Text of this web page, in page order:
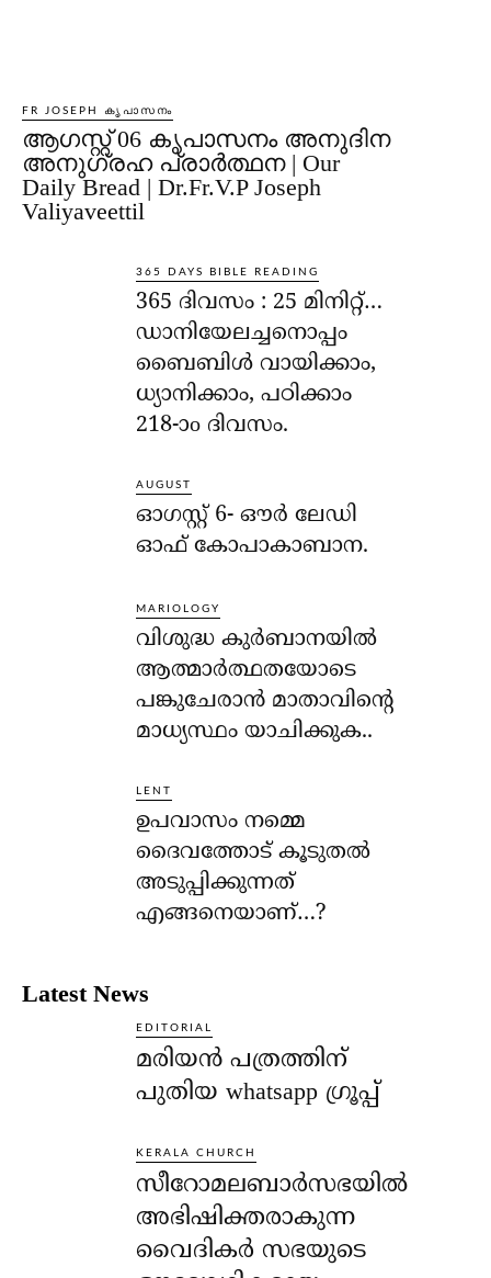
FR JOSEPH കൃപാസനം
ആഗസ്റ്റ് 06 കൃപാസനം അനുദിന
അനുഗ്രഹ പ്രാർത്ഥന | Our
Daily Bread | Dr.Fr.V.P Joseph
Valiyaveettil
365 DAYS BIBLE READING
365 ദിവസം : 25 മിനിറ്റ്…
ഡാനിയേലച്ചനൊപ്പം
ബൈബിൾ വായിക്കാം,
ധ്യാനിക്കാം, പഠിക്കാം
218-ാo ദിവസം.
AUGUST
ഓഗസ്റ്റ് 6- ഔര്‍ ലേഡി
ഓഫ് കോപാകാബാന.
MARIOLOGY
വിശുദ്ധ കുര്‍ബാനയില്‍
ആത്മാര്‍ത്ഥതയോടെ
പങ്കുചേരാന്‍ മാതാവിന്റെ
മാധ്യസ്ഥം യാചിക്കുക..
LENT
ഉപവാസം നമ്മെ
ദൈവത്തോട് കൂടുതല്‍
അടുപ്പിക്കുന്നത്
എങ്ങനെയാണ്…?
Latest News
EDITORIAL
മരിയൻ പത്രത്തിന്
പുതിയ whatsapp ഗ്രൂപ്പ്
KERALA CHURCH
സീറോമലബാർസഭയിൽ
അഭിഷിക്തരാകുന്ന
വൈദികർ സഭയുടെ